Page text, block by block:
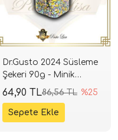
Dr.Gusto 2024 Süsleme
Şekeri 90g - Minik
Kalpler (Mint)
86,56 TL %25
64,90 TL